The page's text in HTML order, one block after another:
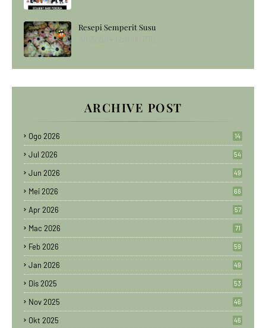
Resepi Semperit Susu
ARCHIVE POST
Ogo 2026 14
Jul 2026 54
Jun 2026 49
Mei 2026 68
Apr 2026 57
Mac 2026 71
Feb 2026 59
Jan 2026 49
Dis 2025 53
Nov 2025 46
Okt 2025 46